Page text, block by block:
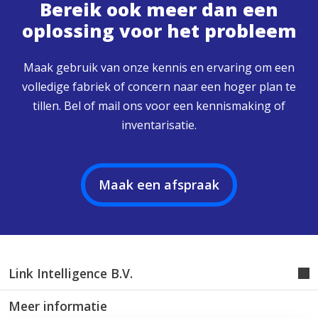
Bereik ook meer dan een
oplossing voor het probleem
Maak gebruik van onze kennis en ervaring om een
volledige fabriek of concern naar een hoger plan te
tillen. Bel of mail ons voor een kennismaking of
inventarisatie.
Maak een afspraak
Link Intelligence B.V.
Meer informatie